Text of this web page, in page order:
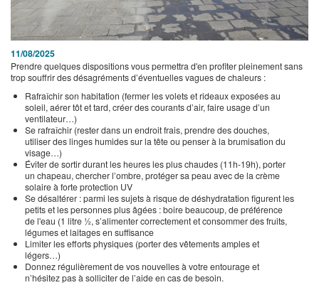
11/08/2025
Prendre quelques dispositions vous permettra d'en profiter pleinement sans
trop souffrir des désagréments d’éventuelles vagues de chaleurs :
Rafraîchir son habitation (fermer les volets et rideaux exposées au
soleil, aérer tôt et tard, créer des courants d’air, faire usage d’un
ventilateur…)
Se rafraîchir (rester dans un endroit frais, prendre des douches,
utiliser des linges humides sur la tête ou penser à la brumisation du
visage…)
Éviter de sortir durant les heures les plus chaudes (11h-19h), porter
un chapeau, chercher l’ombre, protéger sa peau avec de la crème
solaire à forte protection UV
Se désaltérer : parmi les sujets à risque de déshydratation figurent les
petits et les personnes plus âgées : boire beaucoup, de préférence
de l'eau (1 litre ½, s’alimenter correctement et consommer des fruits,
légumes et laitages en suffisance
Limiter les efforts physiques (porter des vêtements amples et
légers…)
Donnez régulièrement de vos nouvelles à votre entourage et
n’hésitez pas à solliciter de l’aide en cas de besoin.